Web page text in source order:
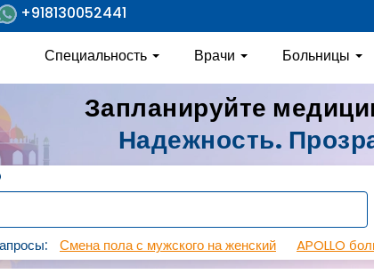
+918130052441
Специальность Врачи Больницы
Запланируйте
Надежность.
Смена пола с мужского на женский APOLLO